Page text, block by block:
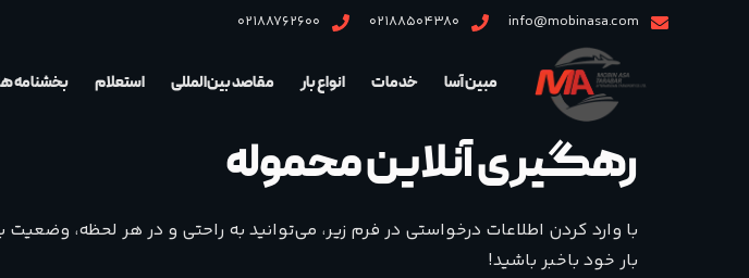
info@mobinasa.com
02188504380
02188762600
مبین آسا خدمات انواع بار مقاصد بین‌المللی استعلام بخشنامه
رهگیری آنلاین محموله
با وارد کردن اطلاعات درخواستی در فرم زیر، می‌توانید به راحتی و در هر لحظه،
بار خود باخبر باشید!